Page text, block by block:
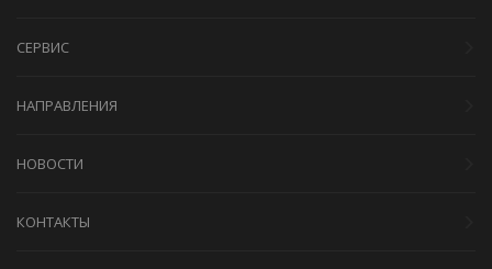
СЕРВИС
НАПРАВЛЕНИЯ
НОВОСТИ
КОНТАКТЫ